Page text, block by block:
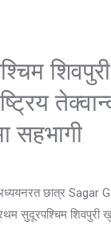
सहभागी
छात्र Sagar
सुदूरपश्चिम शिवपुरी